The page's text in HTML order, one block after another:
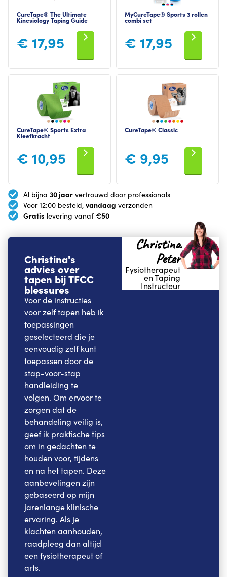
CureTape® The Ultimate
Kinesiology Taping Guide
€ 17,95
MyCureTape® Sports 3 rollen
combi set
€ 17,95
CureTape® Sports Extra
Kleefkracht
€ 10,95
CureTape® Classic
€ 9,95
Al bijna 30 jaar vertrouwd door professionals
Voor 12:00 besteld, vandaag verzonden
Gratis levering vanaf €50
Christina's
advies over
tapen bij TFCC
blessures
Voor de instructies
voor zelf tapen heb ik
toepassingen
geselecteerd die je
eenvoudig zelf kunt
toepassen door de
stap-voor-stap
handleiding te
volgen. Om ervoor te
zorgen dat de
behandeling veilig is,
geef ik praktische tips
om in gedachten te
houden voor, tijdens
en na het tapen. Deze
aanbevelingen zijn
gebaseerd op mijn
jarenlange klinische
ervaring. Als je
klachten aanhouden,
raadpleeg dan altijd
een fysiotherapeut of
arts.
Christina
Peter
Fysiotherapeut
en Taping
Instructeur